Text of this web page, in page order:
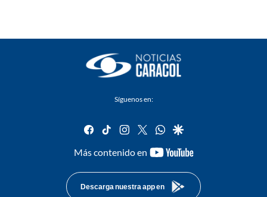
Síguenos en:
facebook
tiktok instagram
twitterwhatsapp
google
Más contenido en
youtube-
Descarga nuestra app en